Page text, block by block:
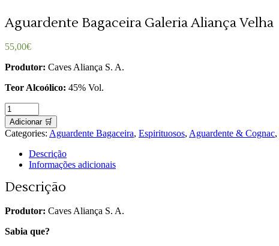
Aguardente Bagaceira Galeria Aliança Velha
55,00€
Produtor: Caves Aliança S. A.
Teor Alcoólico: 45% Vol.
Aguardente
Bagaceira
Galeria
Aliança
Velha
quantity
Adicionar 🛒
Categories: Aguardente Bagaceira, Espirituosos, Aguardente & Cognac,
Descrição
Informações adicionais
Descrição
Produtor: Caves Aliança S. A.
Sabia que?